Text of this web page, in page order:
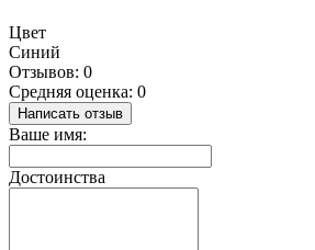
Цвет
Синий
Отзывов: 0
Средняя оценка: 0
Написать отзыв
Ваше имя:
Достоинства